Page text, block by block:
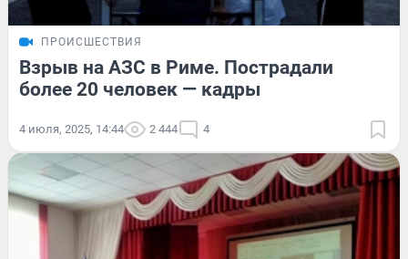
ПРОИСШЕСТВИЯ
Взрыв на АЗС в Риме. Пострадали
более 20 человек — кадры
4 июля, 2025, 14:44 2 444 4